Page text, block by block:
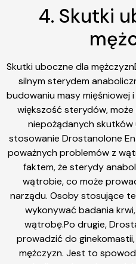
4. Skutki
Skutki uboczne dla
silnym sterydem
budowaniu masy mięśniowej
większość sterydów,
niepożądanych
stosowanie Drostanolone
poważnych problemów z
faktem, że sterydy
wątrobie, co może
narządu. Osoby stosujące
wykonywać badania
wątrobę.Po drugie,
prowadzić do
mężczyzn. Jest to